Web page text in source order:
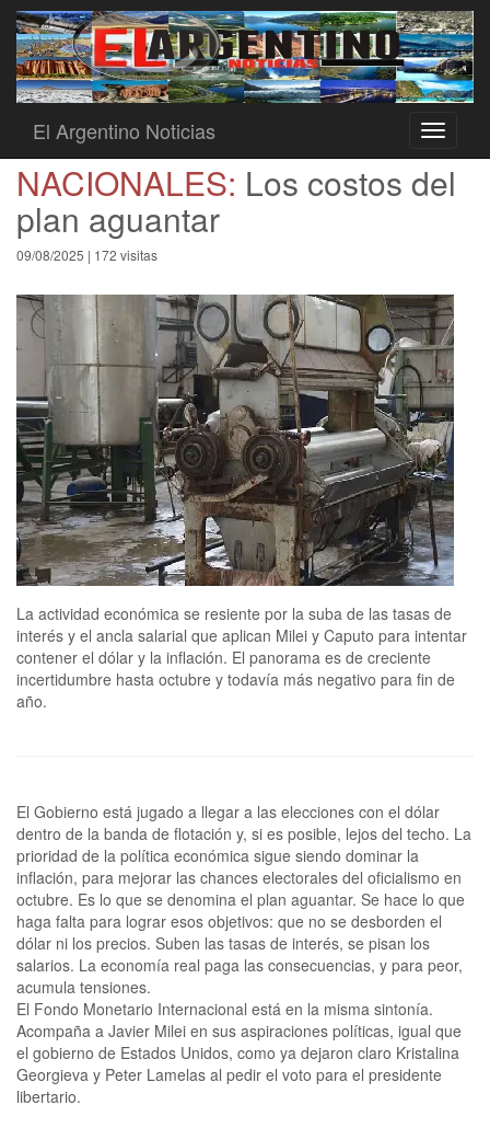
Toggle
El Argentino Noticias
NACIONALES: Los costos del
plan aguantar
09/08/2025 | 172 visitas
La actividad económica se resiente por la suba de las tasas de
interés y el ancla salarial que aplican Milei y Caputo para intentar
contener el dólar y la inflación. El panorama es de creciente
incertidumbre hasta octubre y todavía más negativo para fin de
año.
El Gobierno está jugado a llegar a las elecciones con el dólar
dentro de la banda de flotación y, si es posible, lejos del techo. La
prioridad de la política económica sigue siendo dominar la
inflación, para mejorar las chances electorales del oficialismo en
octubre. Es lo que se denomina el plan aguantar. Se hace lo que
haga falta para lograr esos objetivos: que no se desborden el
dólar ni los precios. Suben las tasas de interés, se pisan los
salarios. La economía real paga las consecuencias, y para peor,
acumula tensiones.
El Fondo Monetario Internacional está en la misma sintonía.
Acompaña a Javier Milei en sus aspiraciones políticas, igual que
el gobierno de Estados Unidos, como ya dejaron claro Kristalina
Georgieva y Peter Lamelas al pedir el voto para el presidente
libertario.